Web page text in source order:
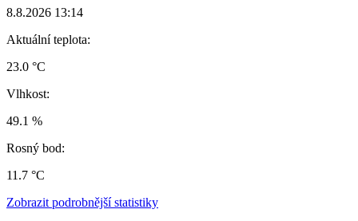
8.8.2026 13:14
Aktuální teplota:
23.0 °C
Vlhkost:
49.1 %
Rosný bod:
11.7 °C
Zobrazit podrobnější statistiky